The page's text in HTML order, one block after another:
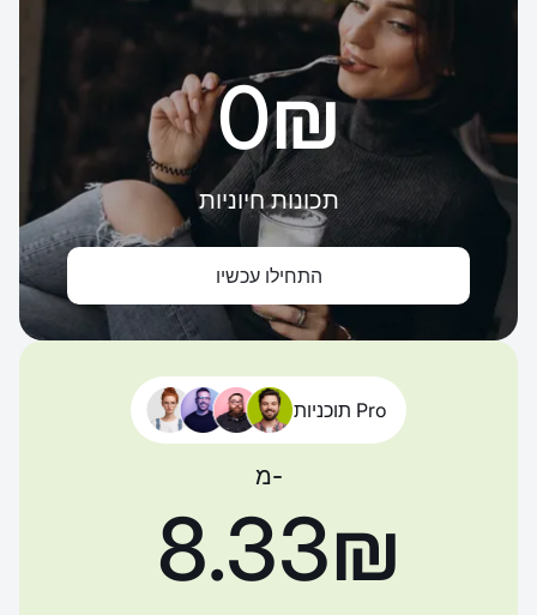
‏0 ‏₪
תכונות חיוניות
התחילו עכשיו
תוכניות Pro
מ-
‏8.33 ‏₪